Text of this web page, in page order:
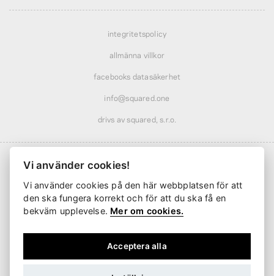
integritetspolicy
allmänna villkor
facebooks datasäkerhet
info@squared.one
drivs av squared, s.r.o.
Frakt från61 kr· rabatterad över 569 kr
Leverans från2 arbetsdagar
Vi använder cookies!
Vi använder cookies på den här webbplatsen för att
den ska fungera korrekt och för att du ska få en
bekväm upplevelse. Mer om cookies.
Acceptera alla